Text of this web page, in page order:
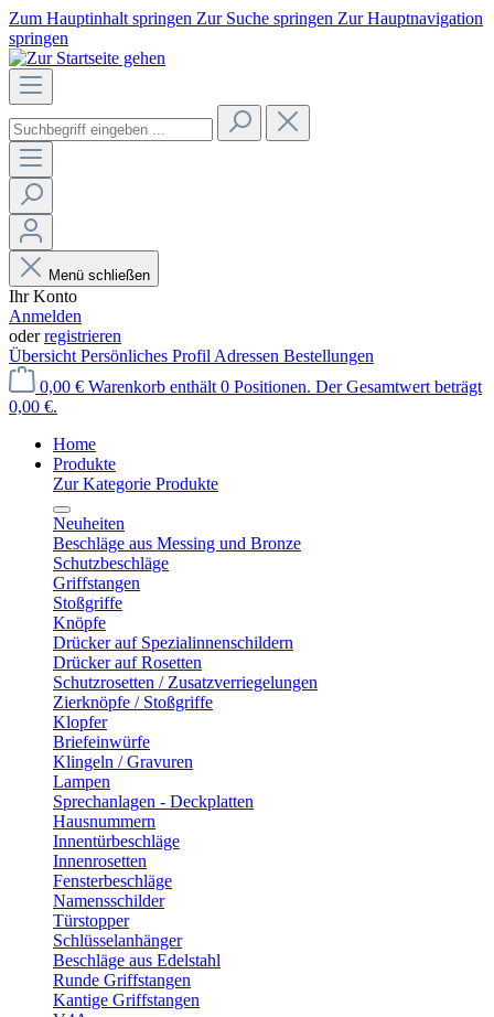
Zum Hauptinhalt springen Zur Suche springen Zur Hauptnavigation
springen
Menü schließen
Ihr Konto
Anmelden
oderregistrieren
Übersicht Persönliches Profil Adressen Bestellungen
0,00 € Warenkorb enthält 0 Positionen. Der Gesamtwert beträgt
0,00 €.
Home
Produkte
Zur Kategorie Produkte
Neuheiten
Beschläge aus Messing und Bronze
Schutzbeschläge
Griffstangen
Stoßgriffe
Knöpfe
Drücker auf Spezialinnenschildern
Drücker auf Rosetten
Schutzrosetten / Zusatzverriegelungen
Zierknöpfe / Stoßgriffe
Klopfer
Briefeinwürfe
Klingeln / Gravuren
Lampen
Sprechanlagen - Deckplatten
Hausnummern
Innentürbeschläge
Innenrosetten
Fensterbeschläge
Namensschilder
Türstopper
Schlüsselanhänger
Beschläge aus Edelstahl
Runde Griffstangen
Kantige Griffstangen